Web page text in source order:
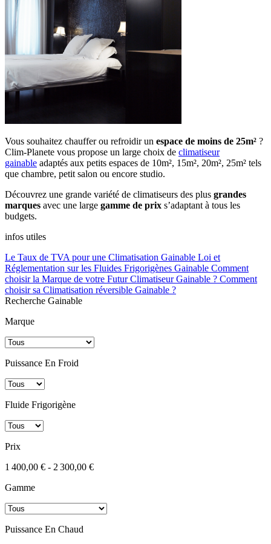
Vous souhaitez chauffer ou refroidir un espace de moins de 25m² ?
Clim-Planete vous propose un large choix de climatiseur
gainable adaptés aux petits espaces de 10m², 15m², 20m², 25m² tels
que chambre, petit salon ou encore studio.
Découvrez une grande variété de climatiseurs des plus grandes
marques avec une large gamme de prix s’adaptant à tous les
budgets.
infos utiles
Le Taux de TVA pour une Climatisation Gainable Loi et
Réglementation sur les Fluides Frigorigènes Gainable Comment
choisir la Marque de votre Futur Climatiseur Gainable ? Comment
choisir sa Climatisation réversible Gainable ?
Recherche Gainable
Marque
Puissance En Froid
Fluide Frigorigène
Prix
1 400,00 € - 2 300,00 €
Gamme
Puissance En Chaud